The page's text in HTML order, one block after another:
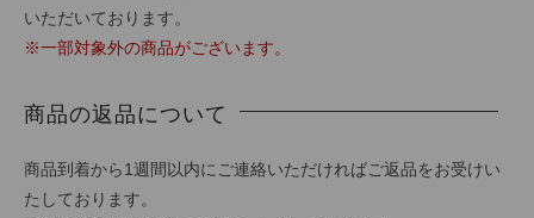
いただいております。
※一部対象外の商品がございます。
商品の返品について
商品到着から1週間以内にご連絡いただければご返品をお受けい
たしております。